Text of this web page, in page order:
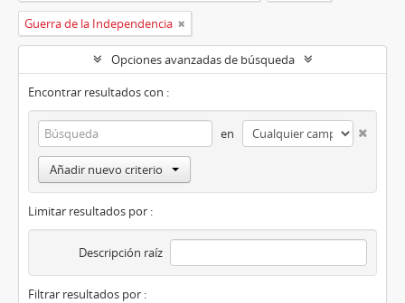
Guerra de la Independencia
Opciones avanzadas de búsqueda
Encontrar resultados con :
en
Añadir nuevo criterio
Limitar resultados por :
Descripción raíz
Filtrar resultados por :